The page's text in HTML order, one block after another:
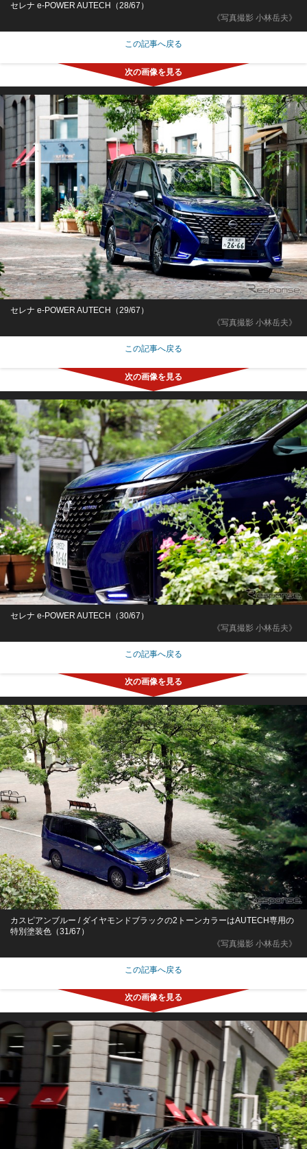
《写真撮影 小林岳夫》
セレナ e-POWER AUTECH（28/67）
この記事へ戻る
《写真撮影 小林岳夫》
セレナ e-POWER AUTECH（29/67）
この記事へ戻る
《写真撮影 小林岳夫》
セレナ e-POWER AUTECH（30/67）
この記事へ戻る
《写真撮影 小林岳夫》
カスピアンブルー / ダイヤモンドブラックの2トーンカラーはAUTECH専用の
特別塗装色（31/67）
この記事へ戻る